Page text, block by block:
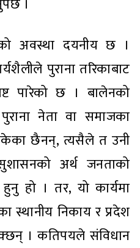
।
अवस्था दयनीय छ ।
पुराना तरिकाबाट
पारेको छ । बालेनको
नेता वा समाजका
छैनन्, त्यसैले त उनी
अर्थ जनताको
हो । तर, यो कार्यमा
स्थानीय निकाय र प्रदेश
। कतिपयले संविधान